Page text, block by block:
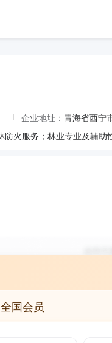
企业地址： 青海省西宁
全国会员